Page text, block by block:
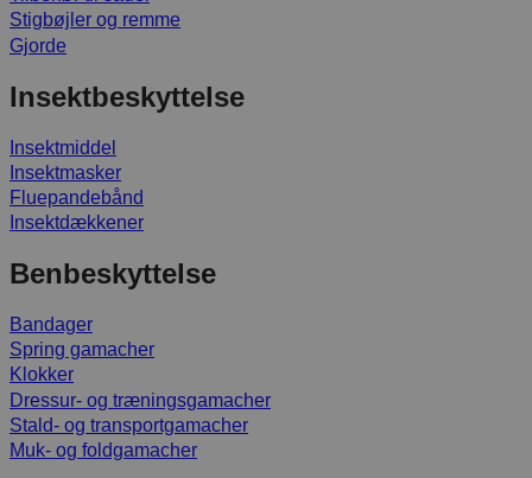
Stigbøjler og remme
Gjorde
Insektbeskyttelse
Insektmiddel
Insektmasker
Fluepandebånd
Insektdækkener
Benbeskyttelse
Bandager
Spring gamacher
Klokker
Dressur- og træningsgamacher
Stald- og transportgamacher
Muk- og foldgamacher